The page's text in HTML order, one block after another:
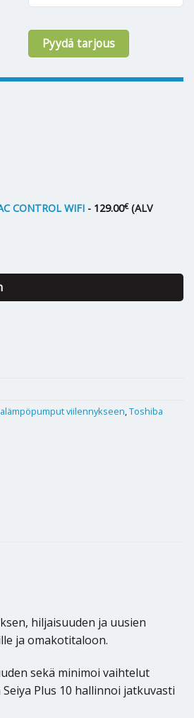
Pyydä tarjous
CONTROL WIFI - 129.00€ (ALV
viilennykseen,Toshiba
hiljaisuuden ja uusien
ja omakotitaloon.
sekä minimoi vaihtelut
Plus 10 hallinnoi jatkuvasti